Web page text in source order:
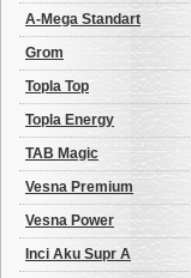
A-Mega Standart
Grom
Topla Top
Topla Energy
TAB Magic
Vesna Premium
Vesna Power
Inci Aku Supr A